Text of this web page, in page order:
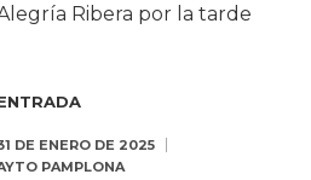
Ribera por la tarde
DE ENERO DE 2025
PAMPLONA